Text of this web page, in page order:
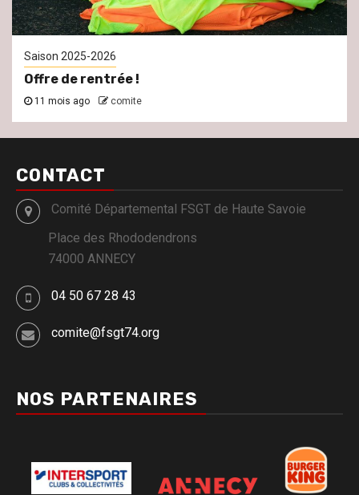
Saison 2025-2026
Offre de rentrée !
11 mois ago comite
CONTACT
Comité Départemental FSGT de Haute Savoie
Place des Rhododendrons
74000 ANNECY
04 50 67 28 43
comite@fsgt74.org
NOS PARTENAIRES